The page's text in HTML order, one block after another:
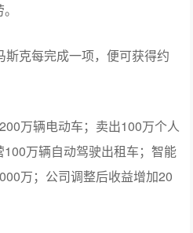
中国消费者欢迎
瓦伊巴夫・塔内贾再次呼
特斯拉给马斯克的薪酬方案。
设定了很多充满挑战的分阶
目标，有望获得市值约1万亿
。